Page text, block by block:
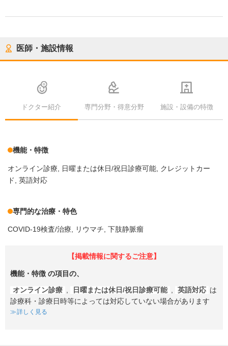
医師・施設情報
ドクター紹介 専門分野・得意分野 施設・設備の特徴
機能・特徴
オンライン診療 日曜または休日/祝日診療可能 クレジットカー
ド
英語対応
専門的な治療・特色
COVID-19検査/治療 リウマチ 下肢静脈瘤
【掲載情報に関するご注意】
機能・特徴 の項目の、
オンライン診療 , 日曜または休日/祝日診療可能 , 英語対応 は
診療科・診療日時等によっては対応していない場合があります
詳しく見る